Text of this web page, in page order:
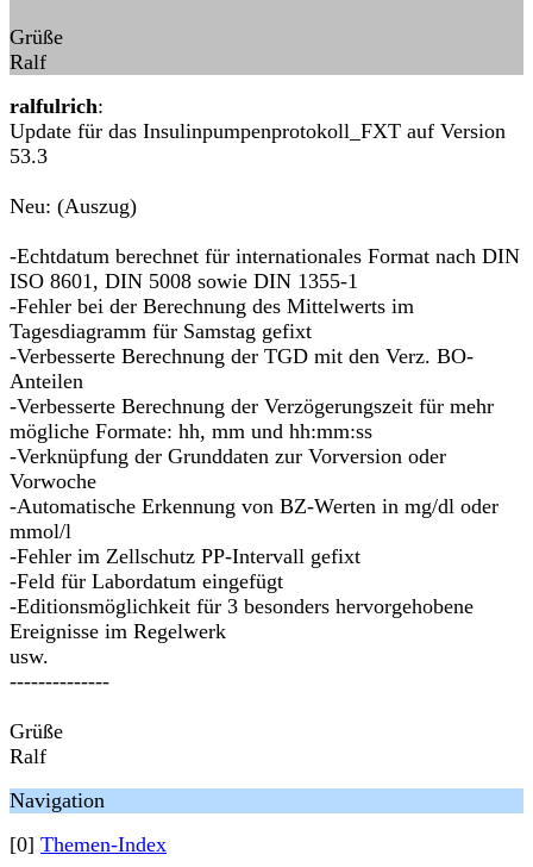
Grüße
Ralf
ralfulrich:
Update für das Insulinpumpenprotokoll_FXT auf Version
53.3
Neu: (Auszug)
-Echtdatum berechnet für internationales Format nach DIN
ISO 8601, DIN 5008 sowie DIN 1355-1
-Fehler bei der Berechnung des Mittelwerts im
Tagesdiagramm für Samstag gefixt
-Verbesserte Berechnung der TGD mit den Verz. BO-
Anteilen
-Verbesserte Berechnung der Verzögerungszeit für mehr
mögliche Formate: hh, mm und hh:mm:ss
-Verknüpfung der Grunddaten zur Vorversion oder
Vorwoche
-Automatische Erkennung von BZ-Werten in mg/dl oder
mmol/l
-Fehler im Zellschutz PP-Intervall gefixt
-Feld für Labordatum eingefügt
-Editionsmöglichkeit für 3 besonders hervorgehobene
Ereignisse im Regelwerk
usw.
--------------
Grüße
Ralf
Navigation
[0] Themen-Index